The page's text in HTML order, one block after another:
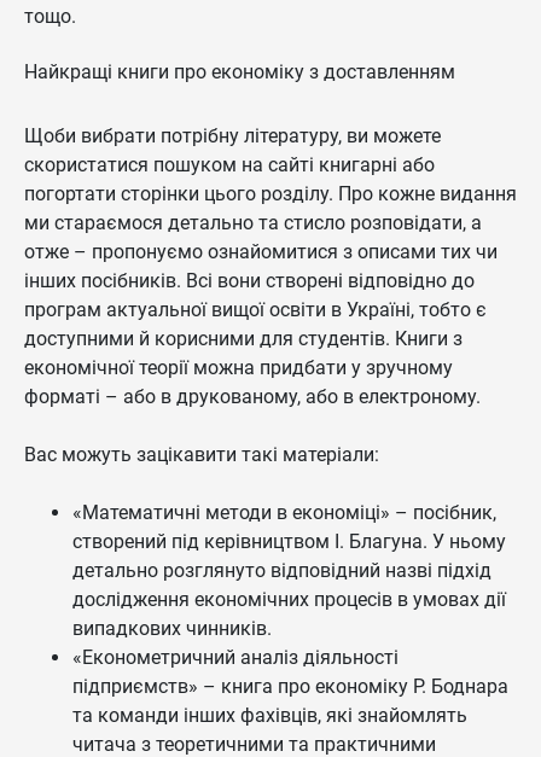
тощо.
Найкращі книги про економіку з доставленням
Щоби вибрати потрібну літературу, ви можете
скористатися пошуком на сайті книгарні або
погортати сторінки цього розділу. Про кожне видання
ми стараємося детально та стисло розповідати, а
отже – пропонуємо ознайомитися з описами тих чи
інших посібників. Всі вони створені відповідно до
програм актуальної вищої освіти в Україні, тобто є
доступними й корисними для студентів. Книги з
економічної теорії можна придбати у зручному
форматі – або в друкованому, або в електроному.
Вас можуть зацікавити такі матеріали:
«Математичні методи в економіці» – посібник,
створений під керівництвом І. Благуна. У ньому
детально розглянуто відповідний назві підхід
дослідження економічних процесів в умовах дії
випадкових чинників.
«Економетричний аналіз діяльності
підприємств» – книга про економіку Р. Боднара
та команди інших фахівців, які знайомлять
читача з теоретичними та практичними